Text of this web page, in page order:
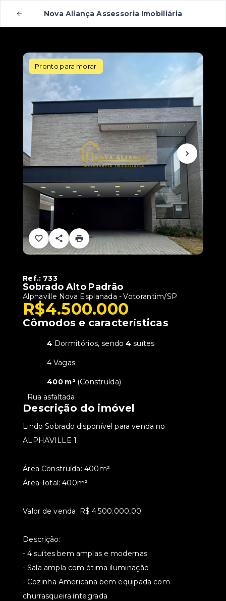
Nova Aliança Assessoria Imobiliária
Pronto para morar
Ref.: 733
Sobrado Alto Padrão
Alphaville Nova Esplanada - Votorantim/SP
R$4.500.000
Cômodos e características
4 Dormitórios, sendo4 suítes
4 Vagas
400 m² (Construída)
Rua asfaltada
Descrição do imóvel
Lindo Sobrado disponível para venda no
ALPHAVILLE 1
Área Construída: 400m²
Área Total: 400m²
Valor de venda: R$ 4.500.000,00
Descrição:
- 4 suítes bem amplas e modernas
- Sala ampla com ótima iluminação
- Cozinha Americana bem equipada com
churrasqueira integrada